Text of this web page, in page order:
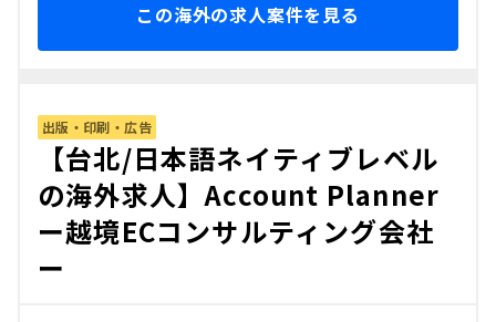
この海外の求人案件を見る
出版・印刷・広告
【台北/日本語ネイティブレベル
の海外求人】Account Planner
ー越境ECコンサルティング会社
ー